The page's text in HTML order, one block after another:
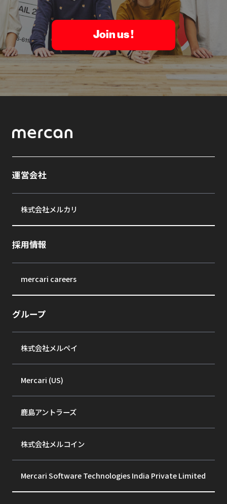
Join us !
運営会社
株式会社メルカリ
採用情報
mercari careers
グループ
株式会社メルペイ
Mercari (US)
鹿島アントラーズ
株式会社メルコイン
Mercari Software Technologies India Private Limited